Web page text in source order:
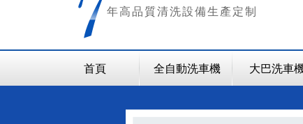
年高品質清洗設備生產定制
首頁 全自動洗車機 大巴洗車